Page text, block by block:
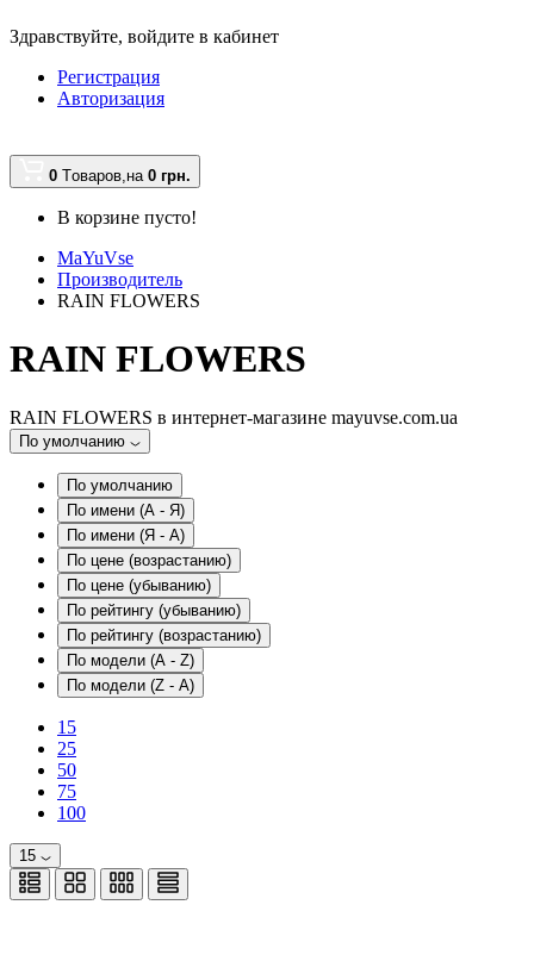
Здравствуйте, войдите в кабинет
Регистрация
Авторизация
0 Tоваров,на 0 грн.
В корзине пусто!
MaYuVse
Производитель
RAIN FLOWERS
RAIN FLOWERS
RAIN FLOWERS в интернет-магазине mayuvse.com.ua
По умолчанию
По умолчанию
По имени (A - Я)
По имени (Я - A)
По цене (возрастанию)
По цене (убыванию)
По рейтингу (убыванию)
По рейтингу (возрастанию)
По модели (A - Z)
По модели (Z - A)
15
25
50
75
100
15